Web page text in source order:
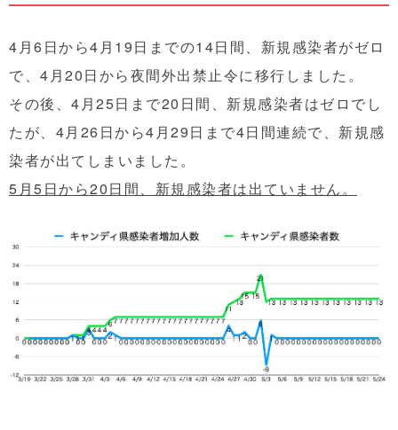
4月6日から4月19日までの14日間、新規感染者がゼロ
で、4月20日から夜間外出禁止令に移行しました。
その後、4月25日まで20日間、新規感染者はゼロでし
たが、4月26日から4月29日まで4日間連続で、新規感
染者が出てしまいました。
5月5日から20日間、新規感染者は出ていません。